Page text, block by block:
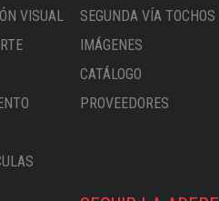
VISUAL
SEGUNDA VÍA TOCHOS
IMÁGENES
CATÁLOGO
PROVEEDORES